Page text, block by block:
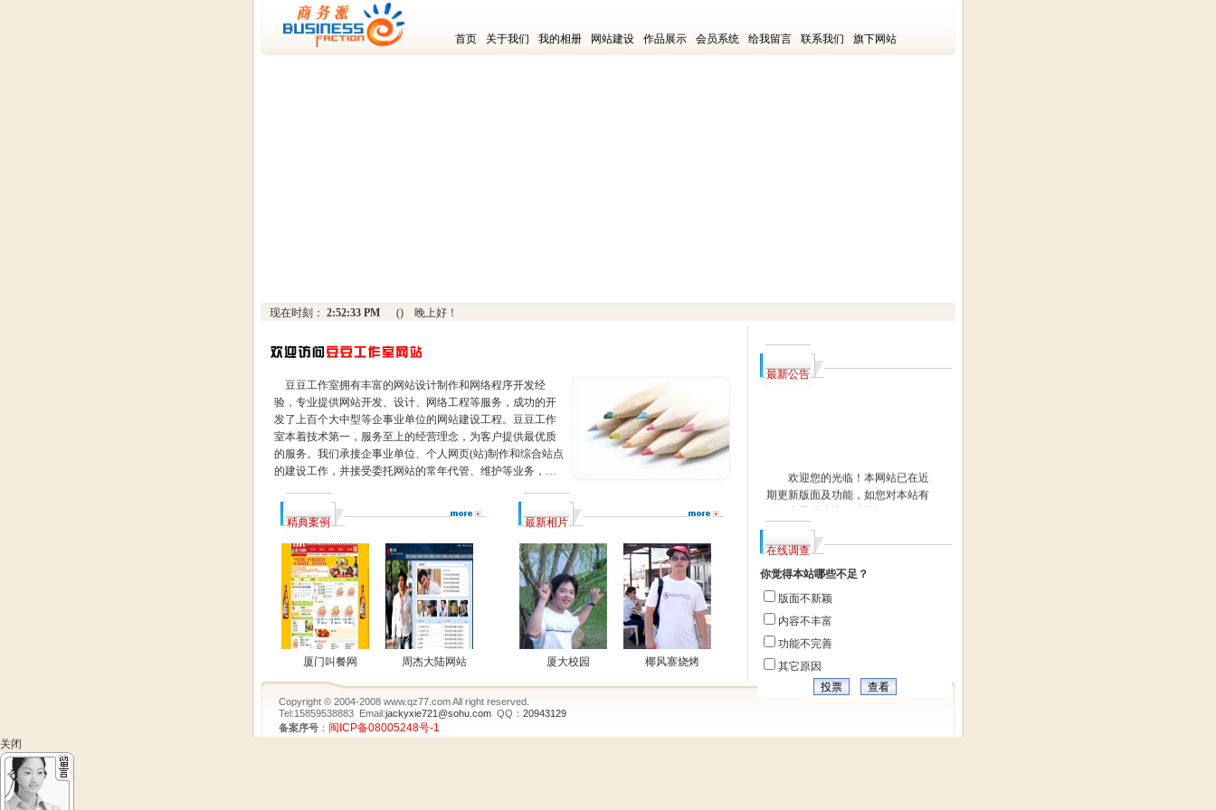
首页 关于我们 我的相册 网站建设 作品展示 会员系统 给我留言 联系我们 旗下网站
现在时刻： 2:52:33 PM () 晚上好！
豆豆工作室拥有丰富的网站设计制作和网络程序开发经
验，专业提供网站开发、设计、网络工程等服务，成功的开
发了上百个大中型等企事业单位的网站建设工程。豆豆工作
室本着技术第一，服务至上的经营理念，为客户提供最优质
的服务。我们承接企事业单位、个人网页(站)制作和综合站点
的建设工作，并接受委托网站的常年代管、维护等业务，…
精典案例
厦门叫餐网 周杰大陆网站
最新相片
厦大校园 椰风寨烧烤
最新公告
欢迎您的光临！本网站已在近
期更新版面及功能，如您对本站有
任何意见或建议，请拨打
15859538883或
在线调查
你觉得本站哪些不足？
版面不新颖
内容不丰富
功能不完善
其它原因
Copyright © 2004-2008 www.qz77.com All right reserved.
Tel:15859538883 Email:jackyxie721@sohu.com QQ： 20943129
备案序号 ： 闽ICP备08005248号-1
关闭